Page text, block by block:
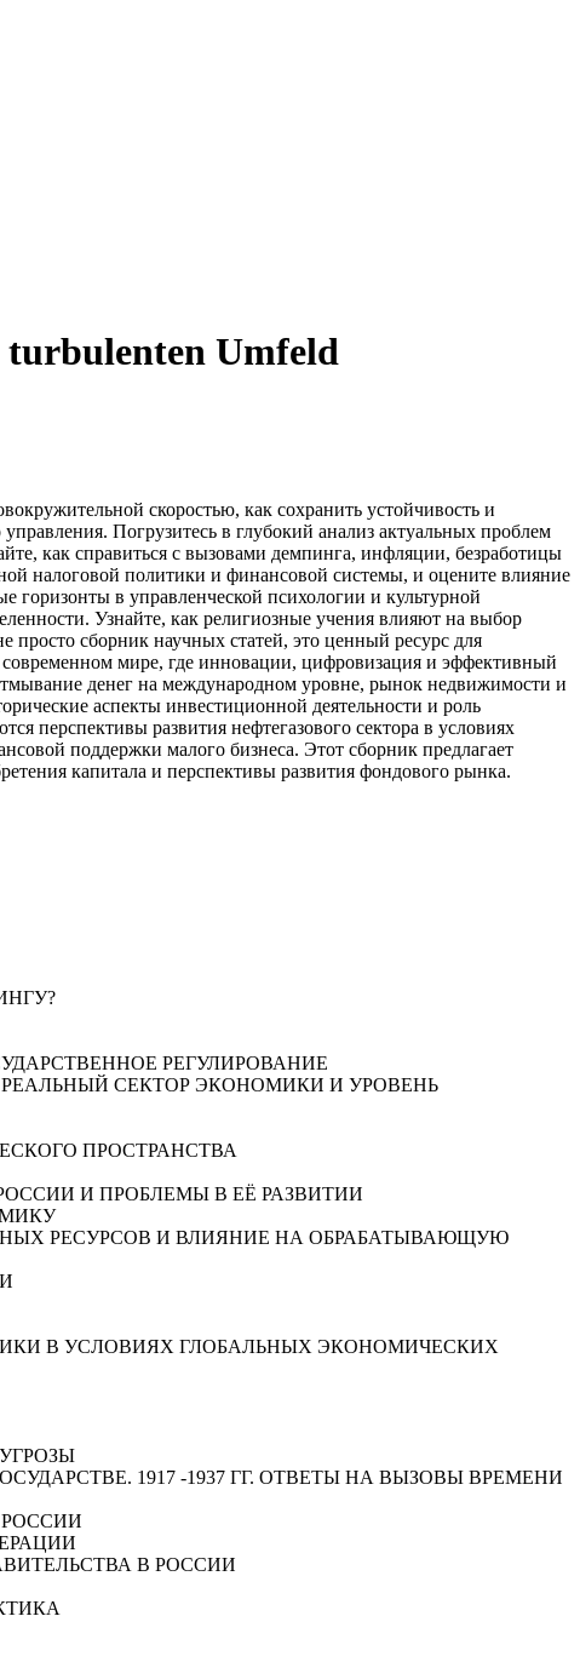
Umfeld
скоростью, как сохранить устойчивость и
Погрузитесь в глубокий анализ актуальных проблем
как справиться с вызовами демпинга, инфляции, безработицы
налоговой политики и финансовой системы, и оцените влияние
горизонты в управленческой психологии и культурной
Узнайте, как религиозные учения влияют на выбор
сборник научных статей, это ценный ресурс для
современном мире, где инновации, цифровизация и эффективный
денег на международном уровне, рынок недвижимости и
аспекты инвестиционной деятельности и роль
перспективы развития нефтегазового сектора в условиях
поддержки малого бизнеса. Этот сборник предлагает
капитала и перспективы развития фондового рынка.
РЕГУЛИРОВАНИЕ
РЕАЛЬНЫЙ СЕКТОР ЭКОНОМИКИ И УРОВЕНЬ
ПРОСТРАНСТВА
И ПРОБЛЕМЫ В ЕЁ РАЗВИТИИ
РЕСУРСОВ И ВЛИЯНИЕ НА ОБРАБАТЫВАЮЩУЮ
В УСЛОВИЯХ ГЛОБАЛЬНЫХ ЭКОНОМИЧЕСКИХ
1917 -1937 ГГ. ОТВЕТЫ НА ВЫЗОВЫ ВРЕМЕНИ
РОССИИ
В РОССИИ